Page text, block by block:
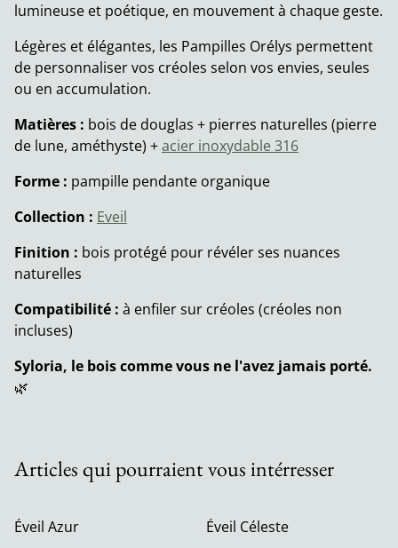
lumineuse et poétique, en mouvement à chaque geste.
Légères et élégantes, les Pampilles Orélys permettent
de personnaliser vos créoles selon vos envies, seules
ou en accumulation.
Matières : bois de douglas + pierres naturelles (pierre
de lune, améthyste) +acier inoxydable 316
Forme : pampille pendante organique
Collection : Eveil
Finition : bois protégé pour révéler ses nuances
naturelles
Compatibilité : à enfiler sur créoles (créoles non
incluses)
Syloria, le bois comme vous ne l'avez jamais porté.
🌿
Articles qui pourraient vous intérresser
Éveil Azur Éveil Céleste